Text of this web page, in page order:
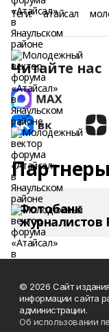
Теги: атайсал
Читайте нас
Партнеры
Фотобанк
журналистов
© 2026 Сайт
информации сайта
администрации.
Об использовании